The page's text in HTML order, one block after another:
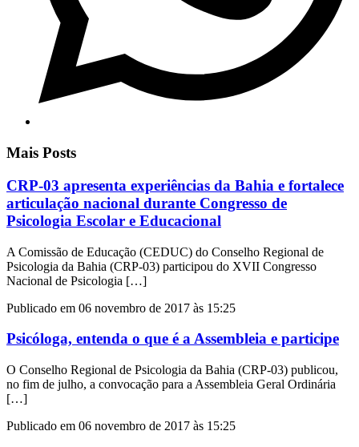
Mais Posts
CRP-03 apresenta experiências da Bahia e fortalece
articulação nacional durante Congresso de
Psicologia Escolar e Educacional
A Comissão de Educação (CEDUC) do Conselho Regional de
Psicologia da Bahia (CRP-03) participou do XVII Congresso
Nacional de Psicologia […]
Publicado em 06 novembro de 2017 às 15:25
Psicóloga, entenda o que é a Assembleia e participe
O Conselho Regional de Psicologia da Bahia (CRP-03) publicou,
no fim de julho, a convocação para a Assembleia Geral Ordinária
[…]
Publicado em 06 novembro de 2017 às 15:25